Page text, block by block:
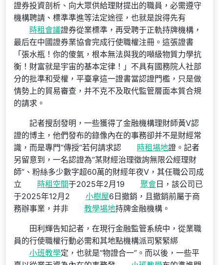
證券投資剖析、向大眾供給理財提出的職員，必需遵守
機構聘請、標準準進等法定途徑，也就是說得先有
時租會議證券從業標準，再受聘于正軌持牌機構，
最后在中國證券業協會完成行使職權注冊。這張證書
「張水瓶！你的傻氣，根本無法與我的噸級物質力學抗
衡！財富就是宇宙的基本定律！」不具有國務院人社部
分的批準和受權，平臺拿這一證書當認證門檻，只是做
情勢上的貿易審查，并不克不及取代監管層面本質合規
的請求。
記者搜刮發明，一些獲得了金融機構理財師黃V認
證的博主，他們發布的錄像內在的事務卻并不是財經常
識，而是專門“傳授”若何請求認
時租場地證。記者
另留意到，一名認證為“某財經治理徵詢無限公經理財
師”、粉絲多少數字超60萬的財經年夜V，其任職公司成
立
時租空間于2025年2月19 聚會 日，該公司已
于2025年12月2
小樹屋6日撤銷，且撤銷前屬于商
務辦事業，并非
教學場地持牌金融機構。
田利輝告知記者，在現行金融監管系統中，從業職
員的行使職權行動必需和其地點機構派司緊緊綁
小班教學定，也就是“物證合一”。而以後，一些平